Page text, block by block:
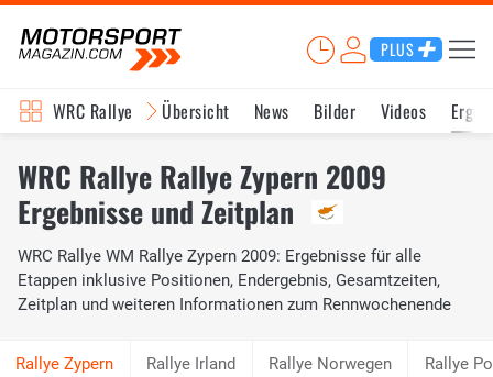
PLUS
WRC Rallye Übersicht News Bilder Videos
WRC Rallye Rallye Zypern 2009
Ergebnisse und Zeitplan
WRC Rallye WM Rallye Zypern 2009: Ergebnisse für alle
Etappen inklusive Positionen, Endergebnis, Gesamtzeiten,
Zeitplan und weiteren Informationen zum Rennwochenende
Rallye Irland Rallye Norwegen Rallye